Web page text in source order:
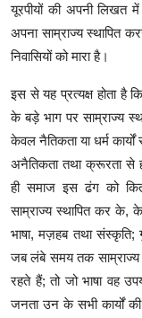
यूरपीयों की अपनी लिखत में
अपना साम्राज्य स्थापित
निवासियों को मारा है।
इस से यह प्रत्यक्ष होता है
के बड़े भाग पर साम्राज्य
केवल नैतिकता या धर्म
अनैतिकता तथा क्रूरता से
ही समाज इस ढंग को
साम्राज्य स्थापित कर के,
भाषा, मज़हब तथा
जब लंबे समय तक साम्राज्य
रहते हैं; तो जो भाषा वह
जनता उन के सभी कार्यों